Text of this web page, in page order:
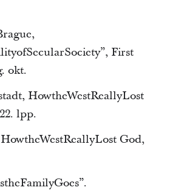
First
okt.
HowtheWestReallyLost
lpp.
God,